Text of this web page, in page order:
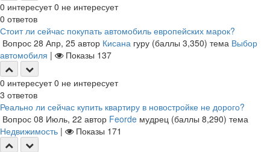
0 интересует 0 не интересует
0 ответов
Стоит ли сейчас покупать автомобиль европейских марок?
Вопрос 28 Апр, 25 автор Кисана гуру (баллы 3,350) тема Выбор
автомобиля | Показы 137
0 интересует 0 не интересует
3 ответов
Реально ли сейчас купить квартиру в новостройке не дорого?
Вопрос 08 Июль, 22 автор Feorde мудрец (баллы 8,290) тема
Недвижимость | Показы 171